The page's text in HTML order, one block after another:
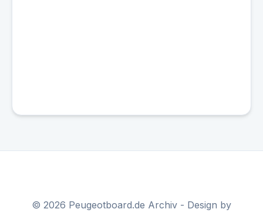
© 2026 Peugeotboard.de Archiv - Design by